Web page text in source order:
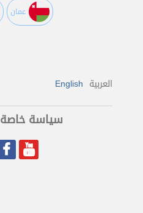
عمان
العربية English
سياسة خاصة